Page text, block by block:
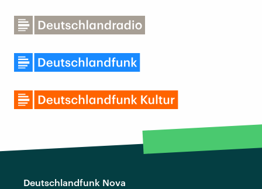
Deutschlandfunk Nova